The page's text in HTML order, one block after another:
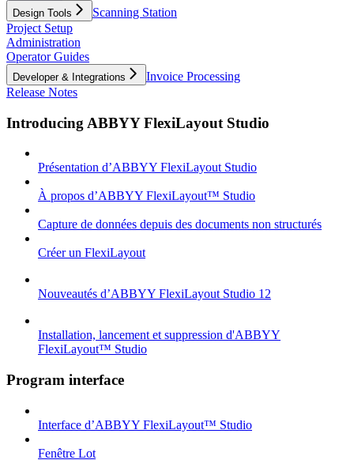
Design Tools
Scanning Station
Project Setup
Administration
Operator Guides
Developer & Integrations
Invoice Processing
Release Notes
Introducing ABBYY FlexiLayout Studio
Présentation d’ABBYY FlexiLayout Studio
À propos d’ABBYY FlexiLayout™ Studio
Capture de données depuis des documents non structurés
Créer un FlexiLayout
Nouveautés d’ABBYY FlexiLayout Studio 12
Installation, lancement et suppression d'ABBYY
FlexiLayout™ Studio
Program interface
Interface d’ABBYY FlexiLayout™ Studio
Fenêtre Lot